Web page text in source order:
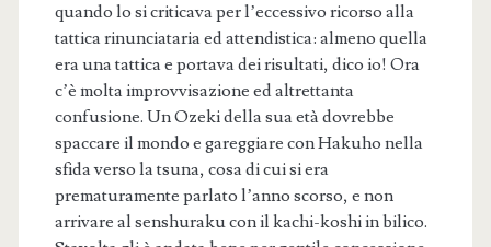
quando lo si criticava per l’eccessivo ricorso alla
tattica rinunciataria ed attendistica: almeno quella
era una tattica e portava dei risultati, dico io! Ora
c’è molta improvvisazione ed altrettanta
confusione. Un Ozeki della sua età dovrebbe
spaccare il mondo e gareggiare con Hakuho nella
sfida verso la tsuna, cosa di cui si era
prematuramente parlato l’anno scorso, e non
arrivare al senshuraku con il kachi-koshi in bilico.